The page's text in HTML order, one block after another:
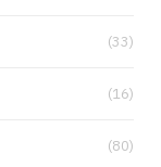
(33)
(16)
(80)